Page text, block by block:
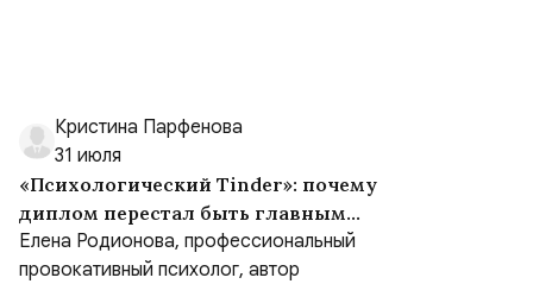
Кристина Парфенова
31 июля
«Психологический Tinder»: почему
диплом перестал быть главным
критерием при выборе психолога
Елена Родионова, профессиональный
провокативный психолог, автор